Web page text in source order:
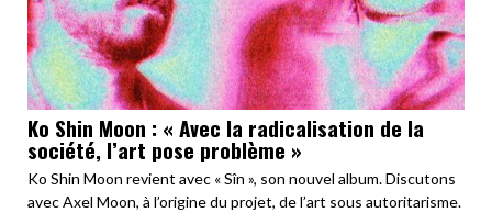
Ko Shin Moon : « Avec la radicalisation de la
société, l’art pose problème »
Ko Shin Moon revient avec « Sîn », son nouvel album. Discutons
avec Axel Moon, à l’origine du projet, de l’art sous autoritarisme.